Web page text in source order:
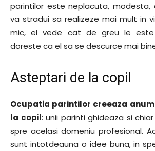
parintilor este neplacuta, modesta,
va stradui sa realizeze mai mult in
mic, el vede cat de greu le este
doreste ca el sa se descurce mai
Asteptari de la copil
Ocupatia parintilor creeaza
la copil: unii parinti ghideaza si
spre acelasi domeniu profesional.
sunt intotdeauna o idee buna, in